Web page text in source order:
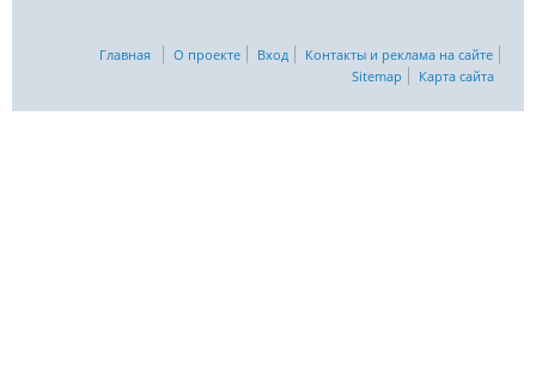
Главная О проекте Вход
Контакты и реклама на сайте
Sitemap
Карта сайта